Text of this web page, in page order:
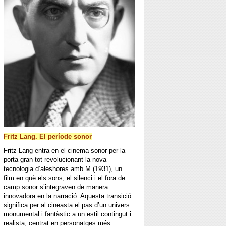
Fritz Lang. El període sonor
Fritz Lang entra en el cinema sonor per la
porta gran tot revolucionant la nova
tecnologia d’aleshores amb M (1931), un
film en què els sons, el silenci i el fora de
camp sonor s’integraven de manera
innovadora en la narració. Aquesta transició
significa per al cineasta el pas d’un univers
monumental i fantàstic a un estil contingut i
realista, centrat en personatges més